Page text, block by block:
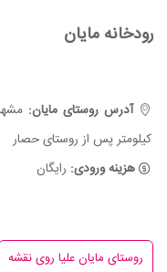
رودخانه مایان
آدرس روستای مایان:
کیلومتر پس از روستای حصار
هزینه ورودی: رایگان